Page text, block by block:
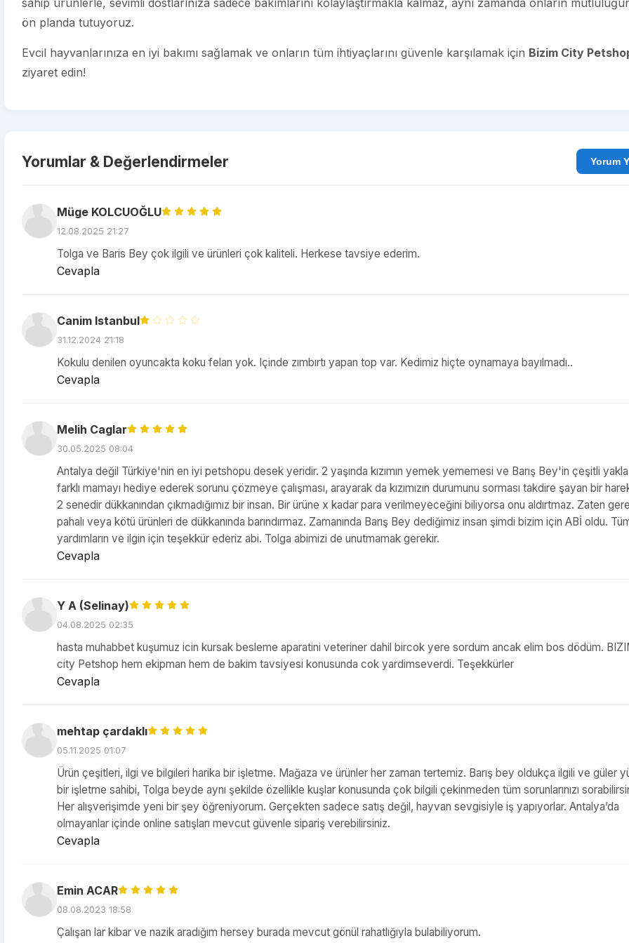
sahip ürünlerle, sevimli dostlarınıza sadece bakımlarını kolaylaştırmakla kalmaz, aynı zamanda onların
ön planda tutuyoruz.
Evcil hayvanlarınıza en iyi bakımı sağlamak ve onların tüm ihtiyaçlarını güvenle karşılamak için Bizim City
ziyaret edin!
Yorumlar & Değerlendirmeler
Müge KOLCUOĞLU
12.08.2025 21:27
Tolga ve Baris Bey çok ilgili ve ürünleri çok kaliteli. Herkese tavsiye ederim.
Cevapla
Canim Istanbul
31.12.2024 21:18
Kokulu denilen oyuncakta koku felan yok. Içinde zımbırtı yapan top var. Kedimiz hiçte oynamaya bayılmadı..
Cevapla
Melih Caglar
30.05.2025 08:04
Antalya değil Türkiye'nin en iyi petshopu desek yeridir. 2 yaşında kızımın yemek yememesi ve Barış Bey'in çeşitli
farklı mamayı hediye ederek sorunu çözmeye çalışması, arayarak da kızımızın durumunu sorması takdire şayan bir
2 senedir dükkanından çıkmadığımız bir insan. Bir ürüne x kadar para verilmeyeceğini biliyorsa onu aldırtmaz. Zaten
pahalı veya kötü ürünleri de dükkanında barındırmaz. Zamanında Barış Bey dediğimiz insan şimdi bizim için ABİ oldu.
yardımların ve ilgin için teşekkür ederiz abi. Tolga abimizi de unutmamak gerekir.
Cevapla
Y A (Selinay)
04.08.2025 02:35
hasta muhabbet kuşumuz icin kursak besleme aparatini veteriner dahil bircok yere sordum ancak elim bos dödüm.
city Petshop hem ekipman hem de bakim tavsiyesi konusunda cok yardimseverdi. Teşekkürler
Cevapla
mehtap çardaklı
05.11.2025 01:07
Ürün çeşitleri, ilgi ve bilgileri harika bir işletme. Mağaza ve ürünler her zaman tertemiz. Barış bey oldukça ilgili ve güler
bir işletme sahibi, Tolga beyde aynı şekilde özellikle kuşlar konusunda çok bilgili çekinmeden tüm sorunlarınızı
Her alışverişimde yeni bir şey öğreniyorum. Gerçekten sadece satış değil, hayvan sevgisiyle iş yapıyorlar. Antalya’da
olmayanlar içinde online satışları mevcut güvenle sipariş verebilirsiniz.
Cevapla
Emin ACAR
08.08.2023 18:58
Çalışan lar kibar ve nazik aradığım hersey burada mevcut gönül rahatlığıyla bulabiliyorum.